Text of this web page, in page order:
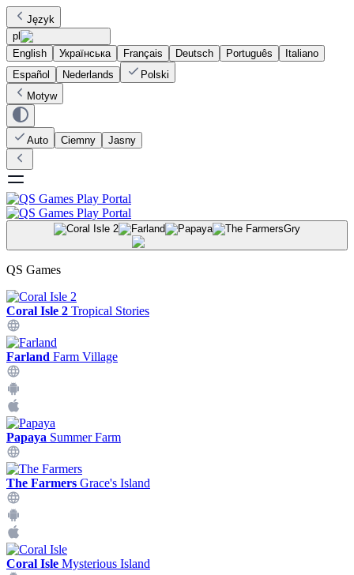
Język
pl
English
Українська Français Deutsch Português
Italiano
Español
Nederlands
Polski
Motyw
Auto Ciemny Jasny
Gry
QS Games
Coral Isle 2 Tropical Stories
Farland Farm Village
Papaya Summer Farm
The Farmers Grace's Island
Coral Isle Mysterious Island